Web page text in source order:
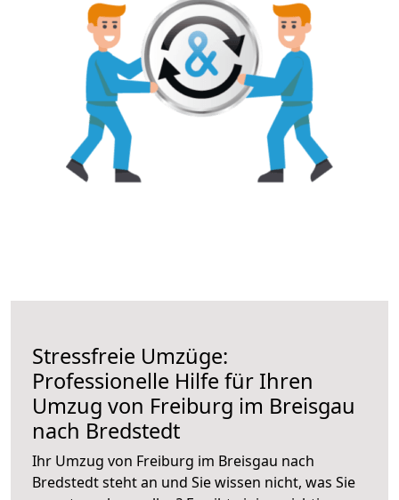
Stressfreie Umzüge:
Professionelle Hilfe für Ihren
Umzug von Freiburg im Breisgau
nach Bredstedt
Ihr Umzug von Freiburg im Breisgau nach
Bredstedt steht an und Sie wissen nicht, was Sie